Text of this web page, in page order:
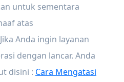
untuk sementara
atas
Anda ingin layanan
dengan lancar. Anda
disini : Cara Mengatasi